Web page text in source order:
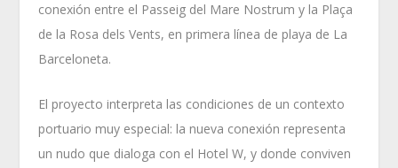
conexión entre el Passeig del Mare Nostrum y la Plaça
de la Rosa dels Vents, en primera línea de playa de La
Barceloneta.
El proyecto interpreta las condiciones de un contexto
portuario muy especial: la nueva conexión representa
un nudo que dialoga con el Hotel W, y donde conviven